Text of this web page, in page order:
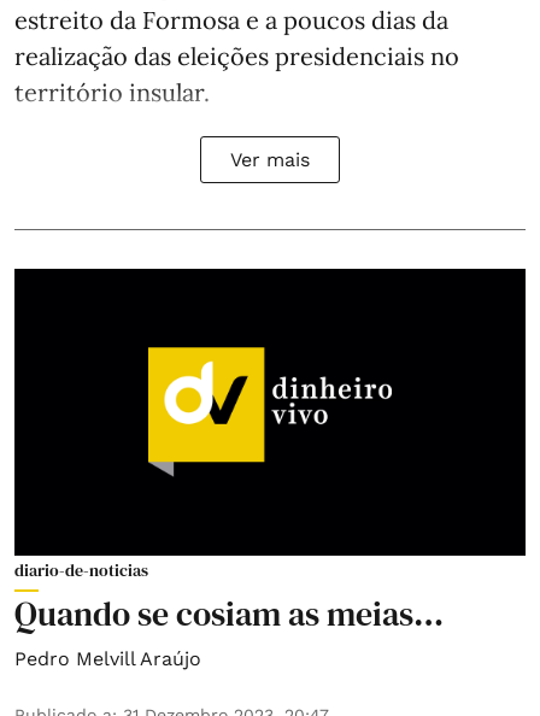
estreito da Formosa e a poucos dias da
realização das eleições presidenciais no
território insular.
Ver mais
diario-de-noticias
Quando se cosiam as meias…
Pedro Melvill Araújo